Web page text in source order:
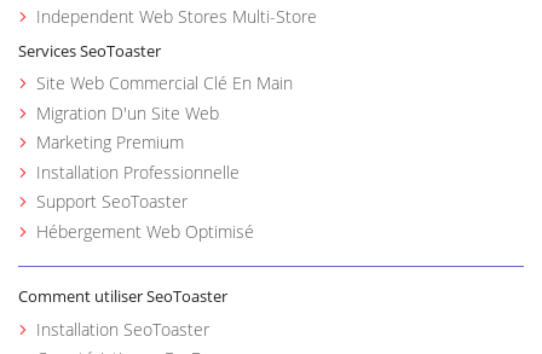
Independent Web Stores Multi-Store
Services SeoToaster
Site Web Commercial Clé En Main
Migration D'un Site Web
Marketing Premium
Installation Professionnelle
Support SeoToaster
Hébergement Web Optimisé
Comment utiliser SeoToaster
Installation SeoToaster